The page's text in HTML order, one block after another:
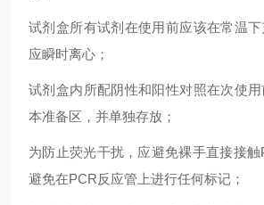
试剂盒所有试剂在使用前应该在常温
应瞬时离心；
试剂盒内所配阴性和阳性对照在次使
本准备区，并单独存放；
为防止荧光干扰，应避免裸手直接接
避免在PCR反应管上进行任何标记；